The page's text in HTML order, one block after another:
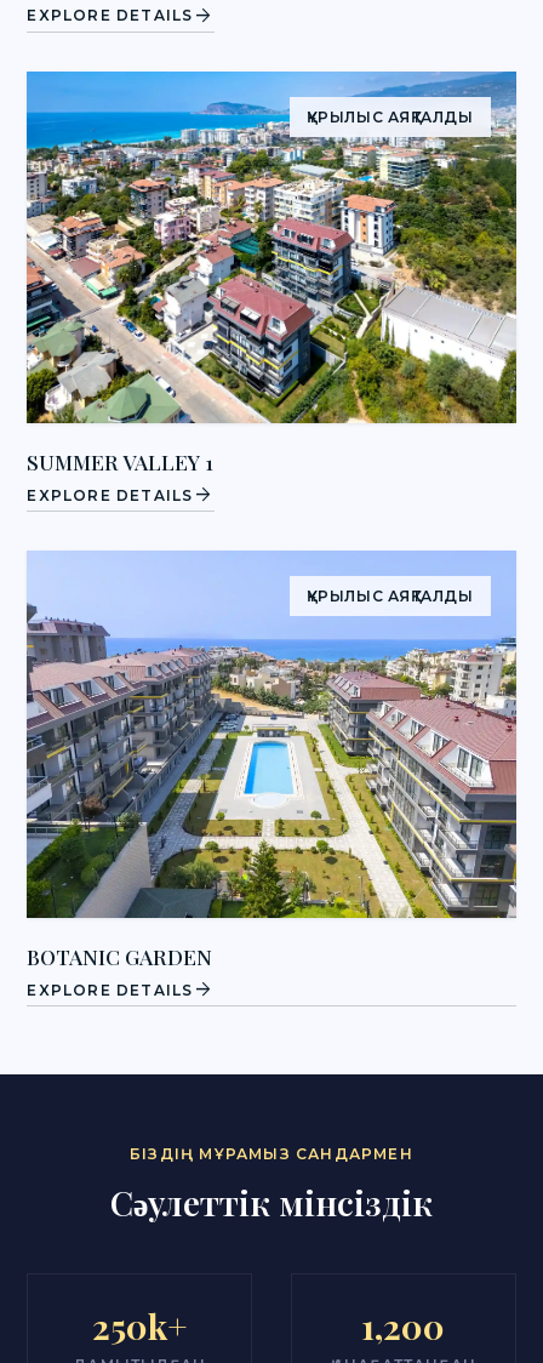
EXPLORE DETAILS arrow_forward
ҚҰРЫЛЫС АЯҚТАЛДЫ
SUMMER VALLEY 1
EXPLORE DETAILS arrow_forward
ҚҰРЫЛЫС АЯҚТАЛДЫ
BOTANIC GARDEN
EXPLORE DETAILS arrow_forward
БІЗДІҢ МҰРАМЫЗ САНДАРМЕН
Сәулеттік мінсіздік
250k+ 1,200